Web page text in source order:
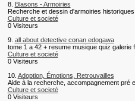
8. Blasons - Armoiries
Recherche et dessin d'armoiries
Culture et societé
0 Visiteurs
9. all about detective conan edogawa
tome 1 a 42 + resume musique quiz galerie
Culture et societé
0 Visiteurs
10. Adoption, Émotions, Retrouvailles
Aide à la recherche, accompagnement pré
Culture et societé
0 Visiteurs